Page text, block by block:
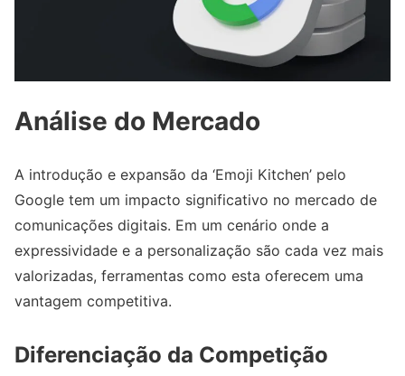
Análise do Mercado
A introdução e expansão da ‘Emoji Kitchen’ pelo
Google tem um impacto significativo no mercado de
comunicações digitais. Em um cenário onde a
expressividade e a personalização são cada vez mais
valorizadas, ferramentas como esta oferecem uma
vantagem competitiva.
Diferenciação da Competição